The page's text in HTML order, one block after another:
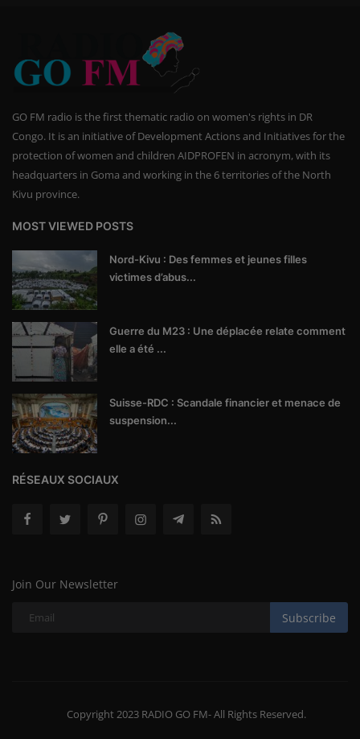
GO FM radio is the first thematic radio on women's rights in DR
Congo. It is an initiative of Development Actions and Initiatives for the
protection of women and children AIDPROFEN in acronym, with its
headquarters in Goma and working in the 6 territories of the North
Kivu province.
MOST VIEWED POSTS
Nord-Kivu : Des femmes et jeunes filles
victimes d’abus...
Guerre du M23 : Une déplacée relate comment
elle a été ...
Suisse-RDC : Scandale financier et menace de
suspension...
RÉSEAUX SOCIAUX
Join Our Newsletter
Subscribe
Copyright 2023 RADIO GO FM- All Rights Reserved.